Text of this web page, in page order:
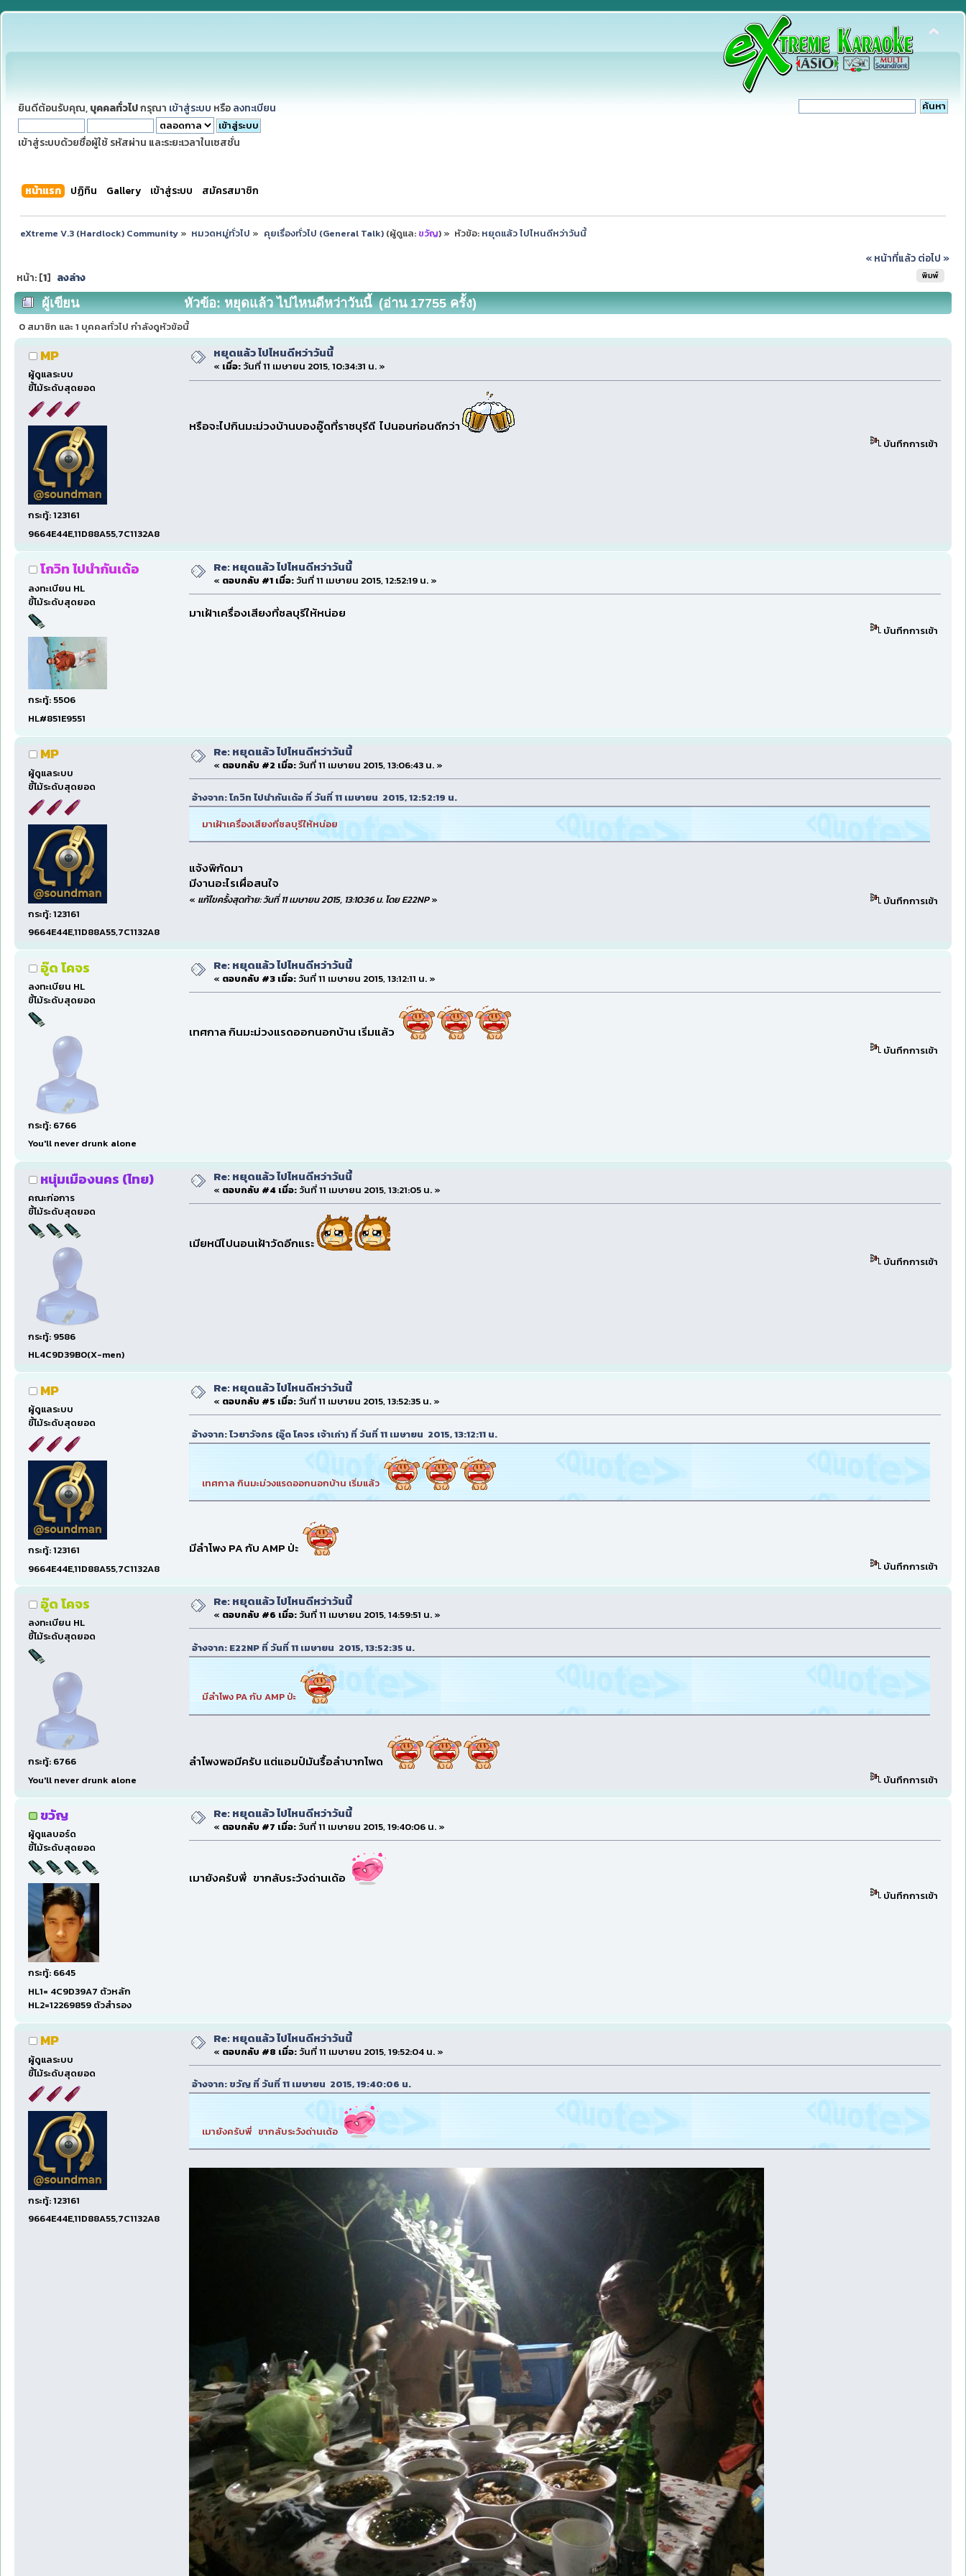
ยินดีต้อนรับคุณ, บุคคลทั่วไปกรุณา เข้าสู่ระบบ หรือ ลงทะเบียน
เข้าสู่ระบบด้วยชื่อผู้ใช้ รหัสผ่าน และระยะเวลาในเซสชั่น
หน้าแรก ปฏิทิน Gallery เข้าสู่ระบบ สมัครสมาชิก
eXtreme V.3 (Hardlock) Community» หมวดหมู่ทั่วไป » คุยเรื่องทั่วไป (General Talk)(ผู้ดูแล: ขวัญ) » หัวข้อ: หยุดแล้ว ไปไหนดีหว่าวันนี้
« หน้าที่แล้ว ต่อไป »
พิมพ์
หน้า: [1] ลงล่าง
ผู้เขียน หัวข้อ: หยุดแล้ว ไปไหนดีหว่าวันนี้ (อ่าน 17755 ครั้ง)
0 สมาชิก และ 1 บุคคลทั่วไป กำลังดูหัวข้อนี้
MP
ผู้ดูแลระบบ
ขี้โม้ระดับสุดยอด
กระทู้: 123161
9664E44E,11D88A55,7C1132A8
หยุดแล้ว ไปไหนดีหว่าวันนี้
« เมื่อ:วันที่ 11 เมษายน 2015, 10:34:31 น. »
หรือจะไปกินมะม่วงบ้านบองอู๊ดที่ราชบุรีดี ไปนอนก่อนดีกว่า
บันทึกการเข้า
โกวิท ไปนำกันเด้อ
ลงทะเบียน HL
ขี้โม้ระดับสุดยอด
กระทู้: 5506
HL#851E9551
Re: หยุดแล้ว ไปไหนดีหว่าวันนี้
« ตอบกลับ #1 เมื่อ:วันที่ 11 เมษายน 2015, 12:52:19 น. »
มาเฝ้าเครื่องเสียงที่ชลบุรีให้หน่อย
บันทึกการเข้า
MP
ผู้ดูแลระบบ
ขี้โม้ระดับสุดยอด
กระทู้: 123161
9664E44E,11D88A55,7C1132A8
Re: หยุดแล้ว ไปไหนดีหว่าวันนี้
« ตอบกลับ #2 เมื่อ:วันที่ 11 เมษายน 2015, 13:06:43 น. »
อ้างจาก: โกวิท ไปนำกันเด้อ ที่ วันที่ 11 เมษายน 2015, 12:52:19 น.
มาเฝ้าเครื่องเสียงที่ชลบุรีให้หน่อย
แจ้งพิกัดมา
มีงานอะไรเผื่อสนใจ
« แก้ไขครั้งสุดท้าย: วันที่ 11 เมษายน 2015, 13:10:36 น. โดย E22NP» บันทึกการเข้า
อู๊ด โคจร
ลงทะเบียน HL
ขี้โม้ระดับสุดยอด
กระทู้: 6766
You'll never drunk alone
Re: หยุดแล้ว ไปไหนดีหว่าวันนี้
« ตอบกลับ #3 เมื่อ:วันที่ 11 เมษายน 2015, 13:12:11 น. »
เทศกาล กินมะม่วงแรดออกนอกบ้าน เริ่มแล้ว
บันทึกการเข้า
หนุ่มเมืองนคร (ไทย)
คณะก่อการ
ขี้โม้ระดับสุดยอด
กระทู้: 9586
HL4C9D39B0(X-men)
Re: หยุดแล้ว ไปไหนดีหว่าวันนี้
« ตอบกลับ #4 เมื่อ:วันที่ 11 เมษายน 2015, 13:21:05 น. »
เมียหนีไปนอนเฝ้าวัดอีกแระ
บันทึกการเข้า
MP
ผู้ดูแลระบบ
ขี้โม้ระดับสุดยอด
กระทู้: 123161
9664E44E,11D88A55,7C1132A8
Re: หยุดแล้ว ไปไหนดีหว่าวันนี้
« ตอบกลับ #5 เมื่อ:วันที่ 11 เมษายน 2015, 13:52:35 น. »
อ้างจาก: ไวยาวัจกร (อู๊ด โคจร เจ้าเก่า) ที่ วันที่ 11 เมษายน 2015, 13:12:11 น.
เทศกาล กินมะม่วงแรดออกนอกบ้าน เริ่มแล้ว
มีลำโพง PA กับ AMP ป่ะ
บันทึกการเข้า
อู๊ด โคจร
ลงทะเบียน HL
ขี้โม้ระดับสุดยอด
กระทู้: 6766
You'll never drunk alone
Re: หยุดแล้ว ไปไหนดีหว่าวันนี้
« ตอบกลับ #6 เมื่อ:วันที่ 11 เมษายน 2015, 14:59:51 น. »
อ้างจาก: E22NP ที่ วันที่ 11 เมษายน 2015, 13:52:35 น.
มีลำโพง PA กับ AMP ป่ะ
ลำโพงพอมีครับ แต่แอมป์มันรื้อลำบากโพด
บันทึกการเข้า
ขวัญ
ผู้ดูแลบอร์ด
ขี้โม้ระดับสุดยอด
กระทู้: 6645
HL1= 4C9D39A7 ตัวหลัก
HL2=12269859 ตัวสำรอง
Re: หยุดแล้ว ไปไหนดีหว่าวันนี้
« ตอบกลับ #7 เมื่อ:วันที่ 11 เมษายน 2015, 19:40:06 น. »
เมายังครับพี่ ขากลับระวังด่านเด้อ
บันทึกการเข้า
MP
ผู้ดูแลระบบ
ขี้โม้ระดับสุดยอด
กระทู้: 123161
9664E44E,11D88A55,7C1132A8
Re: หยุดแล้ว ไปไหนดีหว่าวันนี้
« ตอบกลับ #8 เมื่อ:วันที่ 11 เมษายน 2015, 19:52:04 น. »
อ้างจาก: ขวัญ ที่ วันที่ 11 เมษายน 2015, 19:40:06 น.
เมายังครับพี่ ขากลับระวังด่านเด้อ